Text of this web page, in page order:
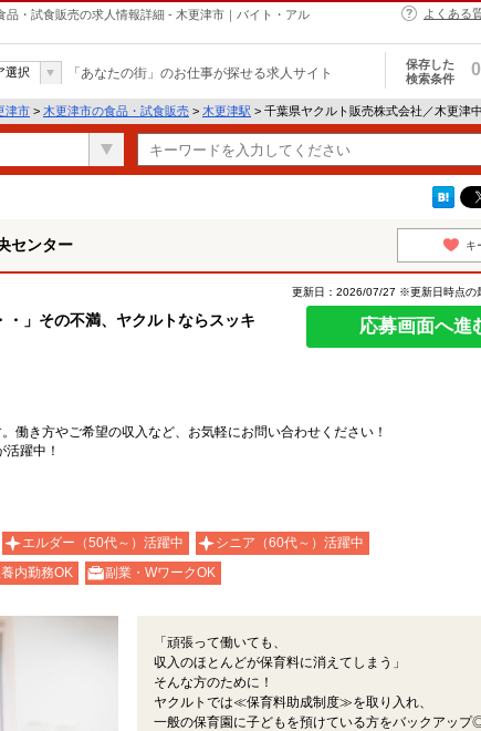
・試食販売の求人情報詳細 - 木更津市｜バイト・アル
よくある
選択 「あなたの街」のお仕事が探せる求人サイト
保存した
検索条件
0
津市 > 木更津市の食品・試食販売 > 木更津駅 > 千葉県ヤクルト販売株式会社／木更津
センター キ
・」その不満、ヤクルトならスッキ
更新日：2026/07/27 ※更新日時点の
応募画面へ進
働き方やご希望の収入など、お気軽にお問い合わせください！
躍中！
エルダー（50代～）活躍中
シニア（60代～）活躍中
内勤務OK 副業・WワークOK
「頑張って働いても、
収入のほとんどが保育料に消えてしまう」
そんな方のために！
ヤクルトでは≪保育料助成制度≫を取り入れ、
一般の保育園に子どもを預けている方をバックアップ